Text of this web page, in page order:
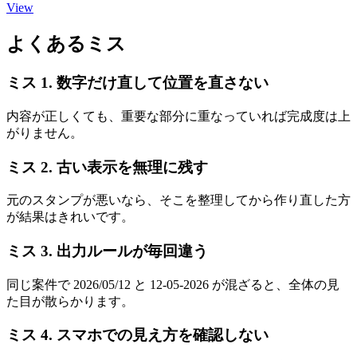
View
よくあるミス
ミス 1. 数字だけ直して位置を直さない
内容が正しくても、重要な部分に重なっていれば完成度は上
がりません。
ミス 2. 古い表示を無理に残す
元のスタンプが悪いなら、そこを整理してから作り直した方
が結果はきれいです。
ミス 3. 出力ルールが毎回違う
同じ案件で 2026/05/12 と 12-05-2026 が混ざると、全体の見
た目が散らかります。
ミス 4. スマホでの見え方を確認しない